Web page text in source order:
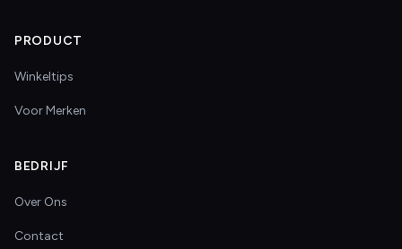
PRODUCT
Winkeltips
Voor Merken
BEDRIJF
Over Ons
Contact